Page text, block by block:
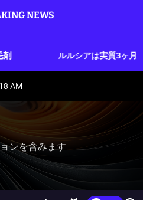
NEWS
は実質3ヶ月分のお試しができる育
19 AM
ンを含みます